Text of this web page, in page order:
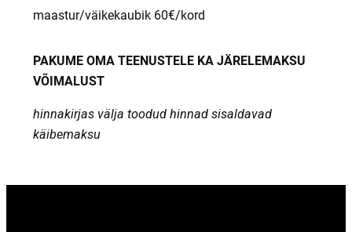
maastur/väikekaubik 60€/kord
PAKUME OMA TEENUSTELE KA JÄRELEMAKSU
VÕIMALUST
hinnakirjas välja toodud hinnad sisaldavad
käibemaksu